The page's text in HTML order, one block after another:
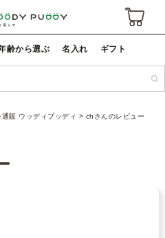
齢から選ぶ 名入れ ギフト
販 ウッディプッディ chさんのレビュー